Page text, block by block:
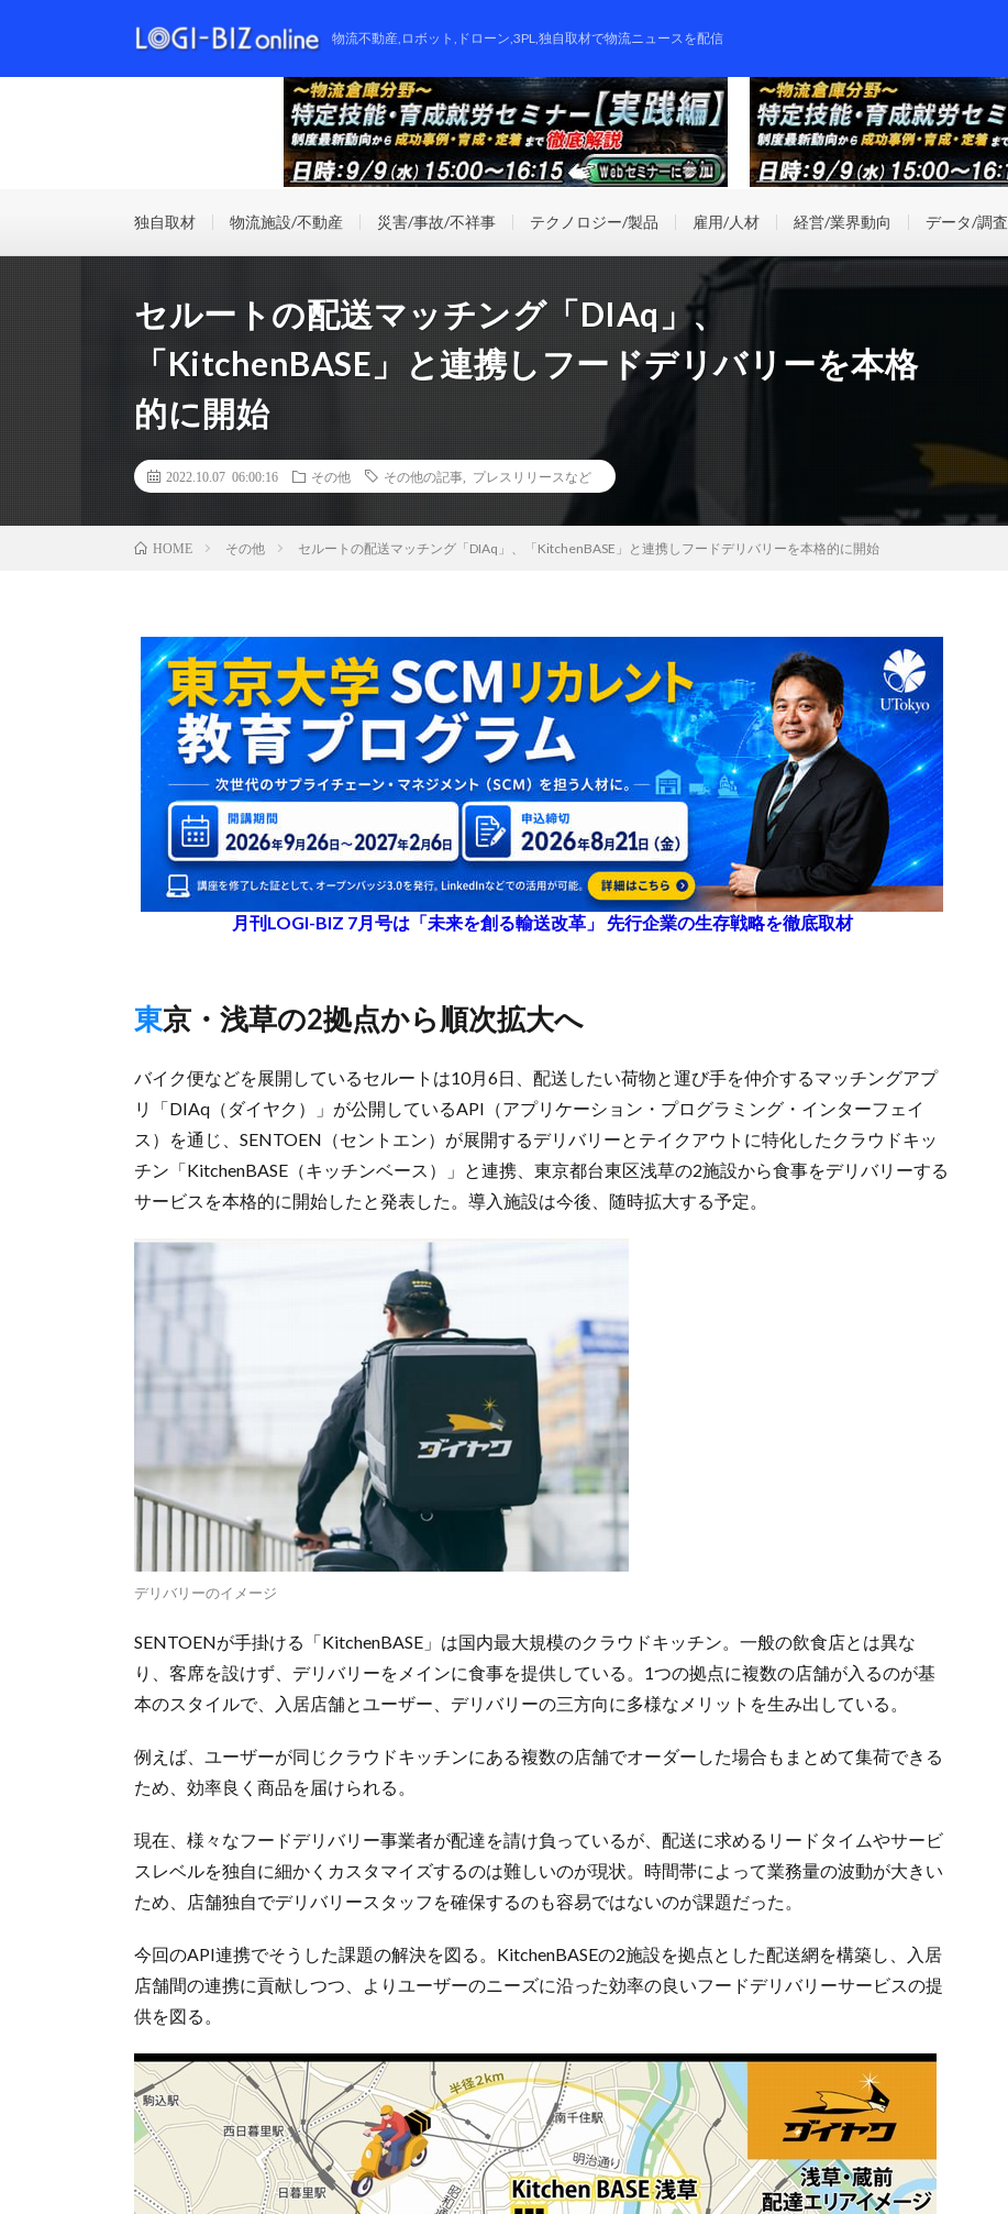
物流不動産,ロボット,ドローン,3PL,独自取材で物流ニュースを配信
独自取材 物流施設/不動産 災害/事故/不祥事 テクノロジー/製品 雇用/人材 経営/業界動向 データ/調査
セルートの配送マッチング「DIAq」、
「KitchenBASE」と連携しフードデリバリーを本格
的に開始
2022.10.07 06:00:16 その他 その他の記事 プレスリリースなど
HOME その他 セルートの配送マッチング「DIAq」、「KitchenBASE」と連携しフードデリバリーを本格的に開始
月刊LOGI-BIZ 7月号は「未来を創る輸送改革」 先行企業の生存戦略を徹底取材
東京・浅草の2拠点から順次拡大へ
バイク便などを展開しているセルートは10月6日、配送したい荷物と運び手を仲介するマッチングアプ
リ「DIAq（ダイヤク）」が公開しているAPI（アプリケーション・プログラミング・インターフェイ
ス）を通じ、SENTOEN（セントエン）が展開するデリバリーとテイクアウトに特化したクラウドキッ
チン「KitchenBASE（キッチンベース）」と連携、東京都台東区浅草の2施設から食事をデリバリーする
サービスを本格的に開始したと発表した。導入施設は今後、随時拡大する予定。
デリバリーのイメージ
SENTOENが手掛ける「KitchenBASE」は国内最大規模のクラウドキッチン。一般の飲食店とは異な
り、客席を設けず、デリバリーをメインに食事を提供している。1つの拠点に複数の店舗が入るのが基
本のスタイルで、入居店舗とユーザー、デリバリーの三方向に多様なメリットを生み出している。
例えば、ユーザーが同じクラウドキッチンにある複数の店舗でオーダーした場合もまとめて集荷できる
ため、効率良く商品を届けられる。
現在、様々なフードデリバリー事業者が配達を請け負っているが、配送に求めるリードタイムやサービ
スレベルを独自に細かくカスタマイズするのは難しいのが現状。時間帯によって業務量の波動が大きい
ため、店舗独自でデリバリースタッフを確保するのも容易ではないのが課題だった。
今回のAPI連携でそうした課題の解決を図る。KitchenBASEの2施設を拠点とした配送網を構築し、入居
店舗間の連携に貢献しつつ、よりユーザーのニーズに沿った効率の良いフードデリバリーサービスの提
供を図る。